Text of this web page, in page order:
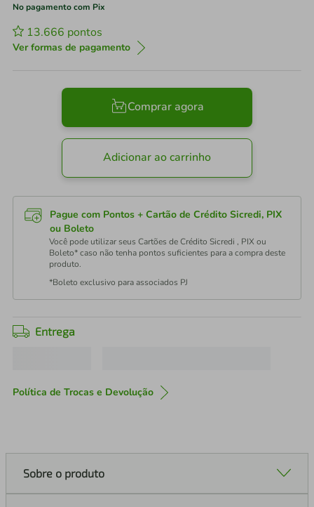
No pagamento com Pix
13.666 pontos
Ver formas de pagamento
Comprar agora
Adicionar ao carrinho
Pague com Pontos + Cartão de Crédito Sicredi, PIX
ou Boleto
Você pode utilizar seus Cartões de Crédito Sicredi , PIX ou
Boleto* caso não tenha pontos suficientes para a compra deste
produto.
*Boleto exclusivo para associados PJ
Entrega
Política de Trocas e Devolução
Sobre o produto